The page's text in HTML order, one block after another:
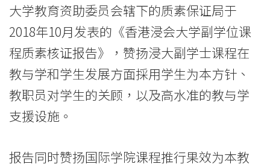
介
国
际
学
院
大学教育资助委员会辖下的质素保证局于
2018年10月发表的《香港浸会大学副学位课
程质素核证报告》，赞扬浸大副学士课程在
教与学和学生发展方面採用学生为本方针、
教职员对学生的关顾，以及高水准的教与学
支援设施。
报告同时赞扬国际学院课程推行果效为本教